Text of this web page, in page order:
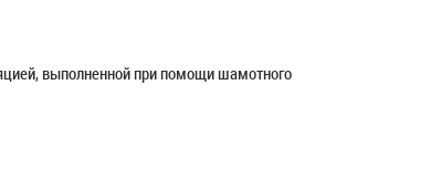
выполненной при помощи шамотного